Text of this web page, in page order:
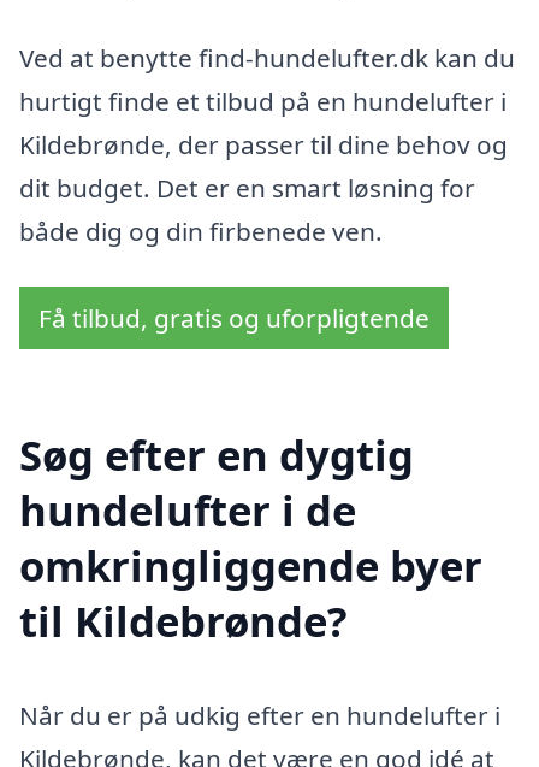
Ved at benytte find-hundelufter.dk kan du
hurtigt finde et tilbud på en hundelufter i
Kildebrønde, der passer til dine behov og
dit budget. Det er en smart løsning for
både dig og din firbenede ven.
Få tilbud, gratis og uforpligtende
Søg efter en dygtig
hundelufter i de
omkringliggende byer
til Kildebrønde?
Når du er på udkig efter en hundelufter i
Kildebrønde, kan det være en god idé at